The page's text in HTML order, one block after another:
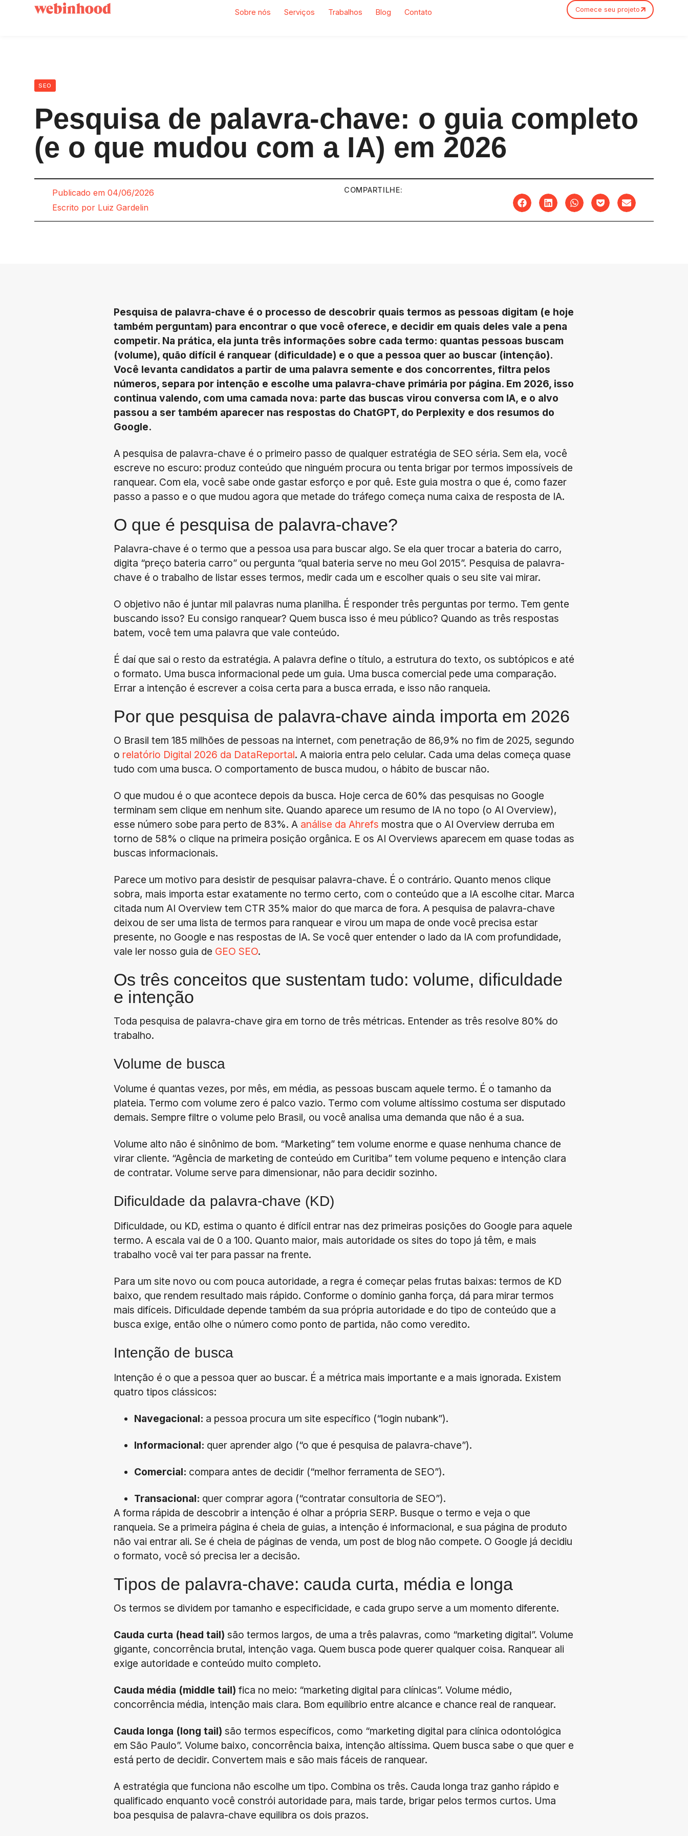
Sobre nós Serviços Trabalhos Blog Contato Comece seu projeto
SEO
Pesquisa de palavra-chave: o guia completo
(e o que mudou com a IA) em 2026
Publicado em 04/06/2026
Escrito por Luiz Gardelin
COMPARTILHE:
Pesquisa de palavra-chave é o processo de descobrir quais termos as pessoas digitam (e hoje
também perguntam) para encontrar o que você oferece, e decidir em quais deles vale a pena
competir. Na prática, ela junta três informações sobre cada termo: quantas pessoas buscam
(volume), quão difícil é ranquear (dificuldade) e o que a pessoa quer ao buscar (intenção).
Você levanta candidatos a partir de uma palavra semente e dos concorrentes, filtra pelos
números, separa por intenção e escolhe uma palavra-chave primária por página. Em 2026, isso
continua valendo, com uma camada nova: parte das buscas virou conversa com IA, e o alvo
passou a ser também aparecer nas respostas do ChatGPT, do Perplexity e dos resumos do
Google.
A pesquisa de palavra-chave é o primeiro passo de qualquer estratégia de SEO séria. Sem ela, você
escreve no escuro: produz conteúdo que ninguém procura ou tenta brigar por termos impossíveis de
ranquear. Com ela, você sabe onde gastar esforço e por quê. Este guia mostra o que é, como fazer
passo a passo e o que mudou agora que metade do tráfego começa numa caixa de resposta de IA.
O que é pesquisa de palavra-chave?
Palavra-chave é o termo que a pessoa usa para buscar algo. Se ela quer trocar a bateria do carro,
digita “preço bateria carro” ou pergunta “qual bateria serve no meu Gol 2015”. Pesquisa de palavra-
chave é o trabalho de listar esses termos, medir cada um e escolher quais o seu site vai mirar.
O objetivo não é juntar mil palavras numa planilha. É responder três perguntas por termo. Tem gente
buscando isso? Eu consigo ranquear? Quem busca isso é meu público? Quando as três respostas
batem, você tem uma palavra que vale conteúdo.
É daí que sai o resto da estratégia. A palavra define o título, a estrutura do texto, os subtópicos e até
o formato. Uma busca informacional pede um guia. Uma busca comercial pede uma comparação.
Errar a intenção é escrever a coisa certa para a busca errada, e isso não ranqueia.
Por que pesquisa de palavra-chave ainda importa em 2026
O Brasil tem 185 milhões de pessoas na internet, com penetração de 86,9% no fim de 2025, segundo
o relatório Digital 2026 da DataReportal. A maioria entra pelo celular. Cada uma delas começa quase
tudo com uma busca. O comportamento de busca mudou, o hábito de buscar não.
O que mudou é o que acontece depois da busca. Hoje cerca de 60% das pesquisas no Google
terminam sem clique em nenhum site. Quando aparece um resumo de IA no topo (o AI Overview),
esse número sobe para perto de 83%. A análise da Ahrefs mostra que o AI Overview derruba em
torno de 58% o clique na primeira posição orgânica. E os AI Overviews aparecem em quase todas as
buscas informacionais.
Parece um motivo para desistir de pesquisar palavra-chave. É o contrário. Quanto menos clique
sobra, mais importa estar exatamente no termo certo, com o conteúdo que a IA escolhe citar. Marca
citada num AI Overview tem CTR 35% maior do que marca de fora. A pesquisa de palavra-chave
deixou de ser uma lista de termos para ranquear e virou um mapa de onde você precisa estar
presente, no Google e nas respostas de IA. Se você quer entender o lado da IA com profundidade,
vale ler nosso guia de GEO SEO.
Os três conceitos que sustentam tudo: volume, dificuldade
e intenção
Toda pesquisa de palavra-chave gira em torno de três métricas. Entender as três resolve 80% do
trabalho.
Volume de busca
Volume é quantas vezes, por mês, em média, as pessoas buscam aquele termo. É o tamanho da
plateia. Termo com volume zero é palco vazio. Termo com volume altíssimo costuma ser disputado
demais. Sempre filtre o volume pelo Brasil, ou você analisa uma demanda que não é a sua.
Volume alto não é sinônimo de bom. “Marketing” tem volume enorme e quase nenhuma chance de
virar cliente. “Agência de marketing de conteúdo em Curitiba” tem volume pequeno e intenção clara
de contratar. Volume serve para dimensionar, não para decidir sozinho.
Dificuldade da palavra-chave (KD)
Dificuldade, ou KD, estima o quanto é difícil entrar nas dez primeiras posições do Google para aquele
termo. A escala vai de 0 a 100. Quanto maior, mais autoridade os sites do topo já têm, e mais
trabalho você vai ter para passar na frente.
Para um site novo ou com pouca autoridade, a regra é começar pelas frutas baixas: termos de KD
baixo, que rendem resultado mais rápido. Conforme o domínio ganha força, dá para mirar termos
mais difíceis. Dificuldade depende também da sua própria autoridade e do tipo de conteúdo que a
busca exige, então olhe o número como ponto de partida, não como veredito.
Intenção de busca
Intenção é o que a pessoa quer ao buscar. É a métrica mais importante e a mais ignorada. Existem
quatro tipos clássicos:
Navegacional: a pessoa procura um site específico (“login nubank”).
Informacional: quer aprender algo (“o que é pesquisa de palavra-chave”).
Comercial: compara antes de decidir (“melhor ferramenta de SEO”).
Transacional: quer comprar agora (“contratar consultoria de SEO”).
A forma rápida de descobrir a intenção é olhar a própria SERP. Busque o termo e veja o que
ranqueia. Se a primeira página é cheia de guias, a intenção é informacional, e sua página de produto
não vai entrar ali. Se é cheia de páginas de venda, um post de blog não compete. O Google já decidiu
o formato, você só precisa ler a decisão.
Tipos de palavra-chave: cauda curta, média e longa
Os termos se dividem por tamanho e especificidade, e cada grupo serve a um momento diferente.
Cauda curta (head tail) são termos largos, de uma a três palavras, como “marketing digital”. Volume
gigante, concorrência brutal, intenção vaga. Quem busca pode querer qualquer coisa. Ranquear ali
exige autoridade e conteúdo muito completo.
Cauda média (middle tail) fica no meio: “marketing digital para clínicas”. Volume médio,
concorrência média, intenção mais clara. Bom equilíbrio entre alcance e chance real de ranquear.
Cauda longa (long tail) são termos específicos, como “marketing digital para clínica odontológica
em São Paulo”. Volume baixo, concorrência baixa, intenção altíssima. Quem busca sabe o que quer e
está perto de decidir. Convertem mais e são mais fáceis de ranquear.
A estratégia que funciona não escolhe um tipo. Combina os três. Cauda longa traz ganho rápido e
qualificado enquanto você constrói autoridade para, mais tarde, brigar pelos termos curtos. Uma
boa pesquisa de palavra-chave equilibra os dois prazos.